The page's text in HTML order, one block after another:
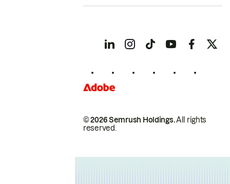
© 2026 Semrush Holdings.All rights
reserved.